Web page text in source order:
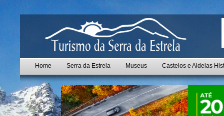
Home Serra da Estrela Museus Castelos e Aldeias